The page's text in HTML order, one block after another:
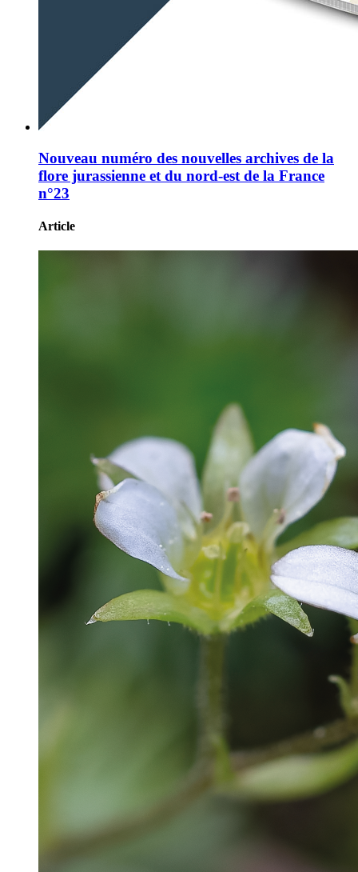
Nouveau numéro des nouvelles archives de la
flore jurassienne et du nord-est de la France
n°23
Article